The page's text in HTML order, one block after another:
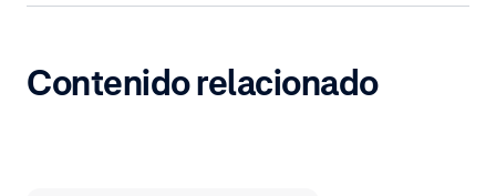
Contenido relacionado